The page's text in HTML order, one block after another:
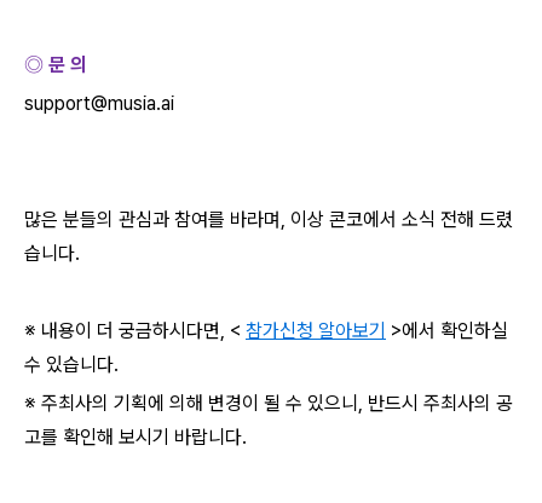
◎ 문 의
support@musia.ai
많은 분들의 관심과 참여를 바라며, 이상 콘코에서 소식 전해 드렸
습니다.
※ 내용이 더 궁금하시다면, < 참가신청 알아보기 >에서 확인하실
수 있습니다.
※ 주최사의 기획에 의해 변경이 될 수 있으니, 반드시 주최사의 공
고를 확인해 보시기 바랍니다.